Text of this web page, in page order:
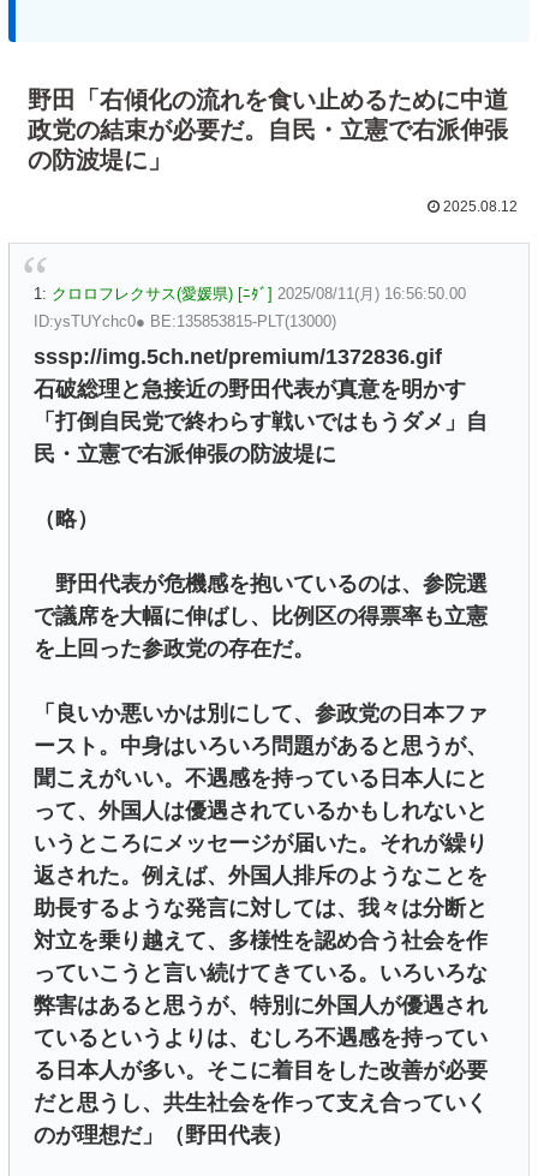
野田「右傾化の流れを食い止めるために中道
政党の結束が必要だ。自民・立憲で右派伸張
の防波堤に」
2025.08.12
1: クロロフレクサス(愛媛県) [ﾆﾀﾞ] 2025/08/11(月) 16:56:50.00
ID:ysTUYchc0● BE:135853815-PLT(13000)
sssp://img.5ch.net/premium/1372836.gif
石破総理と急接近の野田代表が真意を明かす
「打倒自民党で終わらす戦いではもうダメ」自
民・立憲で右派伸張の防波堤に
（略）
野田代表が危機感を抱いているのは、参院選
で議席を大幅に伸ばし、比例区の得票率も立憲
を上回った参政党の存在だ。
「良いか悪いかは別にして、参政党の日本ファ
ースト。中身はいろいろ問題があると思うが、
聞こえがいい。不遇感を持っている日本人にと
って、外国人は優遇されているかもしれないと
いうところにメッセージが届いた。それが繰り
返された。例えば、外国人排斥のようなことを
助長するような発言に対しては、我々は分断と
対立を乗り越えて、多様性を認め合う社会を作
っていこうと言い続けてきている。いろいろな
弊害はあると思うが、特別に外国人が優遇され
ているというよりは、むしろ不遇感を持ってい
る日本人が多い。そこに着目をした改善が必要
だと思うし、共生社会を作って支え合っていく
のが理想だ」（野田代表）